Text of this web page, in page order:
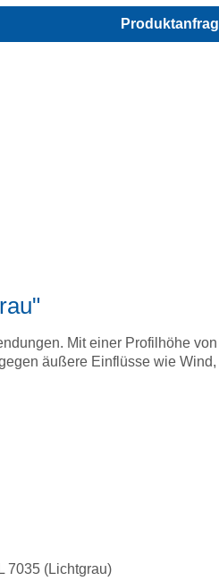
Mit einer Profilhöhe
äußere Einflüsse wie
7035 (Lichtgrau)